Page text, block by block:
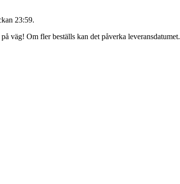
23:59.
väg! Om fler beställs kan det påverka leveransdatumet.